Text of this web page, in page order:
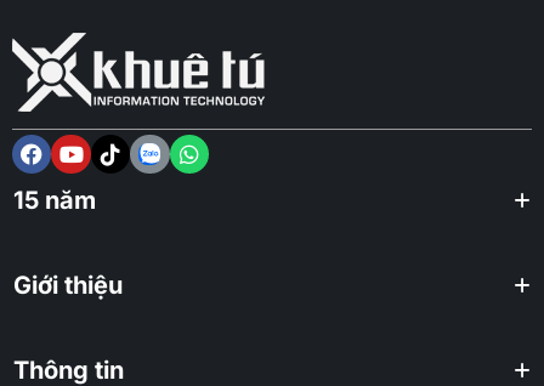
15 năm
Giới thiệu
Thông tin